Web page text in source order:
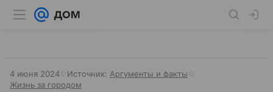
4 июня 2024 Источник: Аргументы и факты
Жизнь за городом